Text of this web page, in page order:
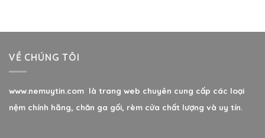
VỀ CHÚNG TÔI
www.nemuytin.com là trang web chuyên cung cấp các loại
nệm chính hãng, chăn ga gối, rèm cửa chất lượng và uy tín.